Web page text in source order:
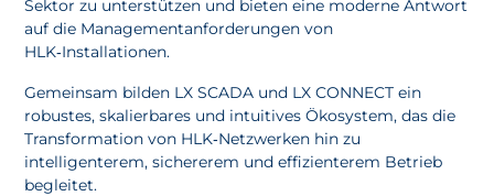
Sektor zu unterstützen und bieten eine moderne Antwort
auf die Managementanforderungen von
HLK‑Installationen.
Gemeinsam bilden LX SCADA und LX CONNECT ein
robustes, skalierbares und intuitives Ökosystem, das die
Transformation von HLK‑Netzwerken hin zu
intelligenterem, sichererem und effizienterem Betrieb
begleitet.